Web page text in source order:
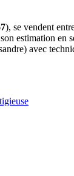
), se vendent
estimation en
avec